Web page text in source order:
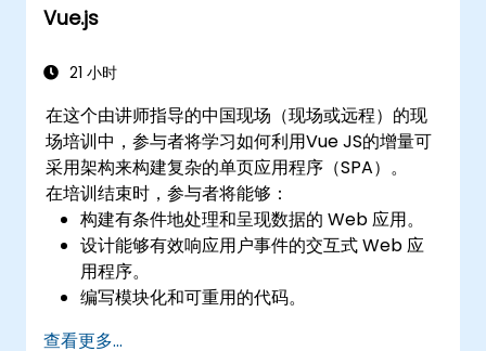
Vue.js
21 小时
在这个由讲师指导的中国现场（现场或远程）的现
场培训中，参与者将学习如何利用Vue JS的增量可
采用架构来构建复杂的单页应用程序（SPA）。
在培训结束时，参与者将能够：
构建有条件地处理和呈现数据的 Web 应用。
设计能够有效响应用户事件的交互式 Web 应
用程序。
编写模块化和可重用的代码。
查看更多...